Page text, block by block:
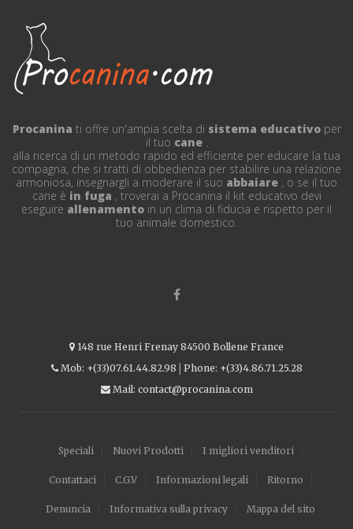
Procanina ti offre un'ampia scelta di sistema educativo per
il tuo cane .
alla ricerca di un metodo rapido ed efficiente per educare la tua
compagna, che si tratti di obbedienza per stabilire una relazione
armoniosa, insegnargli a moderare il suo abbaiare , o se il tuo
cane è in fuga , troverai a Procanina il kit educativo devi
eseguire allenamento in un clima di fiducia e rispetto per il
tuo animale domestico.
148 rue Henri Frenay 84500 Bollene France
Mob: +(33)07.61.44.82.98│Phone: +(33)4.86.71.25.28
Mail: contact@procanina.com
Speciali Nuovi Prodotti I migliori venditori
Contattaci C.G.V Informazioni legali Ritorno
Denuncia Informativa sulla privacy Mappa del sito